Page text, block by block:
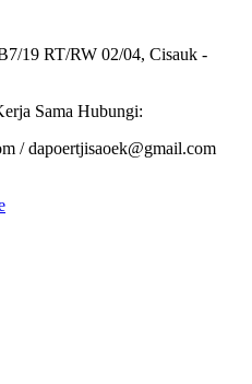
19 RT/RW 02/04, Cisauk -
Sama Hubungi:
/ dapoertjisaoek@gmail.com